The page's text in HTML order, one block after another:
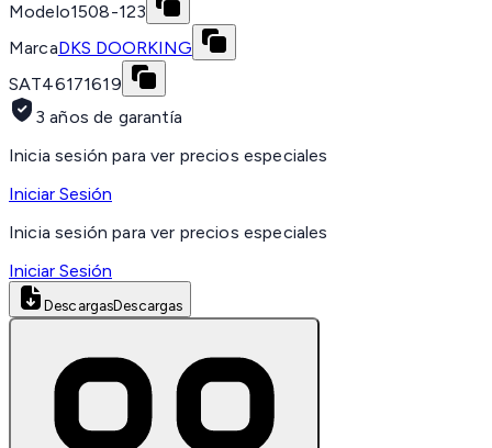
Modelo1508-123
MarcaDKS DOORKING
SAT46171619
3 años de garantía
Inicia sesión para ver precios especiales
Iniciar Sesión
Inicia sesión para ver precios especiales
Iniciar Sesión
DescargasDescargas